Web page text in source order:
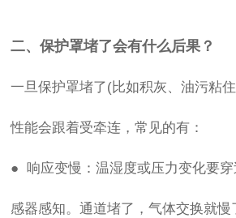
二、保护罩堵了会有什么后果？
一旦保护罩堵了(比如积灰、油污粘
性能会跟着受牵连，常见的有：
● 响应变慢：温湿度或压力变化要
感器感知。通道堵了，气体交换就